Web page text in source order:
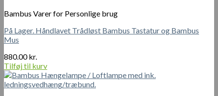
Bambus Varer for Personlige brug
På Lager. Håndlavet Trådløst Bambus Tastatur og Bambus
Mus
880.00kr.
Tilføj til kurv